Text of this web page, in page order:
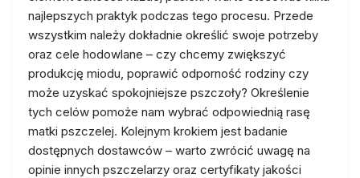
najlepszych praktyk podczas tego procesu. Przede
wszystkim należy dokładnie określić swoje potrzeby
oraz cele hodowlane – czy chcemy zwiększyć
produkcję miodu, poprawić odporność rodziny czy
może uzyskać spokojniejsze pszczoły? Określenie
tych celów pomoże nam wybrać odpowiednią rasę
matki pszczelej. Kolejnym krokiem jest badanie
dostępnych dostawców – warto zwrócić uwagę na
opinie innych pszczelarzy oraz certyfikaty jakości